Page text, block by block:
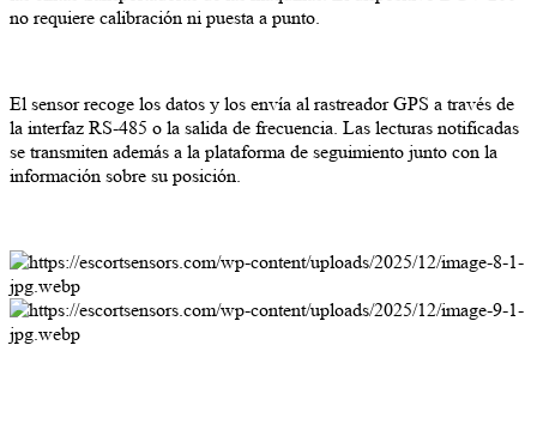
no requiere calibración ni puesta a punto.
El sensor recoge los datos y los envía al rastreador GPS a través de
la interfaz RS-485 o la salida de frecuencia. Las lecturas notificadas
se transmiten además a la plataforma de seguimiento junto con la
información sobre su posición.